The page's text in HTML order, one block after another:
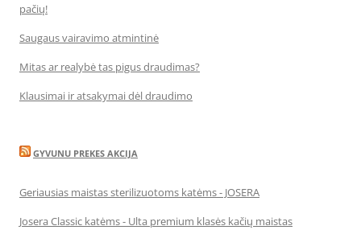
pačių!
Saugaus vairavimo atmintinė
Mitas ar realybė tas pigus draudimas?
Klausimai ir atsakymai dėl draudimo
GYVUNU PREKES AKCIJA
Geriausias maistas sterilizuotoms katėms - JOSERA
Josera Classic katėms - Ulta premium klasės kačių maistas